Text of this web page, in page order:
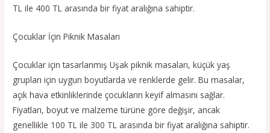
TL ile 400 TL arasında bir fiyat aralığına sahiptir.
Çocuklar İçin Piknik Masaları
Çocuklar için tasarlanmış Uşak piknik masaları, küçük yaş
grupları için uygun boyutlarda ve renklerde gelir. Bu masalar,
açık hava etkinliklerinde çocukların keyif almasını sağlar.
Fiyatları, boyut ve malzeme türüne göre değişir, ancak
genellikle 100 TL ile 300 TL arasında bir fiyat aralığına sahiptir.